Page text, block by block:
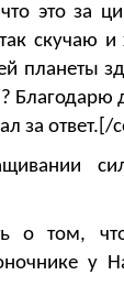
это за
скучаю и
планеты
? Благодарю
за ответ.[/
о том,
у